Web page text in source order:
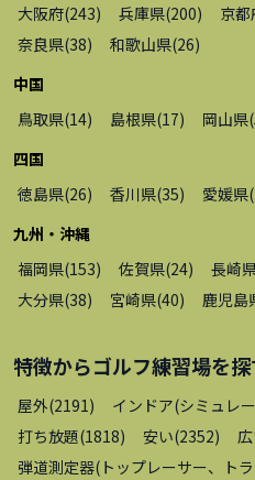
大阪府(243) 兵庫県(200) 京都
奈良県(38) 和歌山県(26)
中国
鳥取県(14) 島根県(17) 岡山県(
四国
徳島県(26) 香川県(35) 愛媛県(
九州・沖縄
福岡県(153) 佐賀県(24) 長崎
大分県(38) 宮崎県(40) 鹿児島
特徴からゴルフ練習場を
屋外(2191) インドア(シミュレ
打ち放題(1818) 安い(2352)
弾道測定器(トップレーサー、ト